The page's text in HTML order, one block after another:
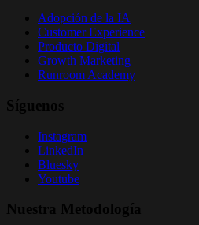
Adopción de la IA
Customer Experience
Producto Digital
Growth Marketing
Runroom Academy
Síguenos
Instagram
LinkedIn
Bluesky
Youtube
Nuestra Metodología